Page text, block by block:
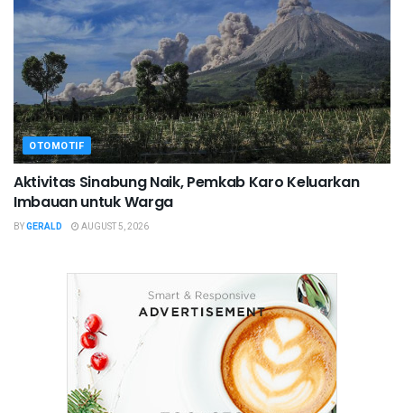
OTOMOTIF
Aktivitas Sinabung Naik, Pemkab Karo Keluarkan
Imbauan untuk Warga
BYGERALD AUGUST 5, 2026